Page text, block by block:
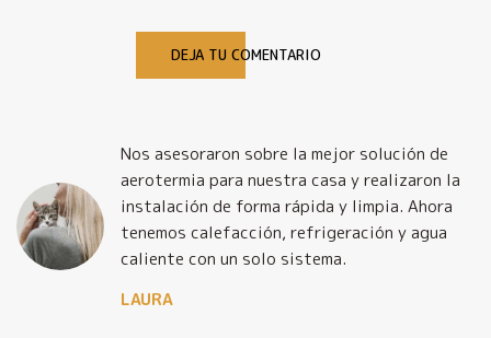
DEJA TU COMENTARIO
Nos asesoraron sobre la mejor solución de
aerotermia para nuestra casa y realizaron la
instalación de forma rápida y limpia. Ahora
tenemos calefacción, refrigeración y agua
caliente con un solo sistema.
LAURA